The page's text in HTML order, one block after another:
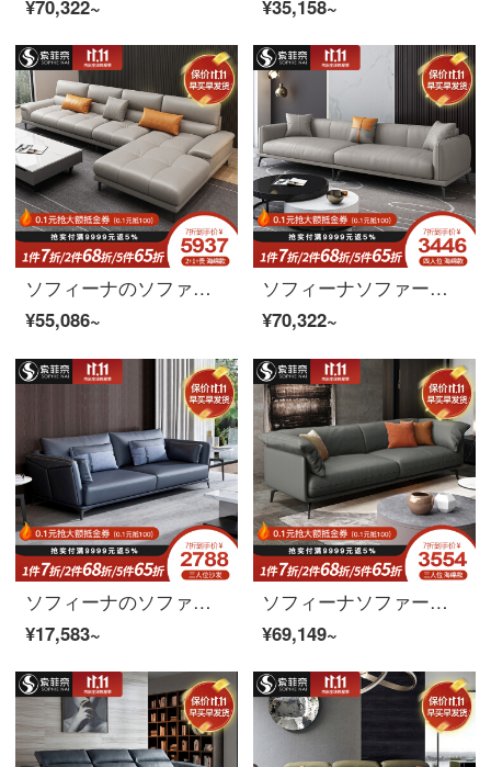
¥70,322~
¥35,158~
ソフィーナのソファーの本革のソファーのイタリア式の軽い贅沢なソファーの輸入の頭の階の牛の皮のソファーは簡単に客間のソファーの大きい家型のソファーの4人の位+足のラテックスの金を予約します。
¥55,086~
ソフィーナソファーの本革ソファの上のソファーのヘッド層牛皮は簡単に現代客間ソファのミニチュアタイプの北欧皮ソファセット2＋1＋貴妃ラテックスタイプです。
¥70,322~
ソフィーナのソファー本革イタリア式極短本革のソファーヘッド層牛革北欧現代簡素客間三人のソファセットシングル
¥17,583~
ソフィーナソファーの本革ソファ北欧の本革ソファーのリビングルームの小型タイプは簡単で現代的な意味があります。
¥69,149~